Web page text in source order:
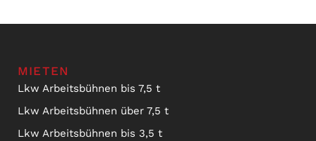
MIETEN
Lkw Arbeitsbühnen bis 7,5 t
Lkw Arbeitsbühnen über 7,5 t
Lkw Arbeitsbühnen bis 3,5 t